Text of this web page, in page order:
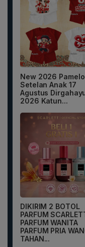
New 2026
Setelan Anak 17
Agustus
2026 Katun...
DIKIRIM 2 BOTOL
PARFUM
PARFUM WANITA
PARFUM PRIA
TAHAN...